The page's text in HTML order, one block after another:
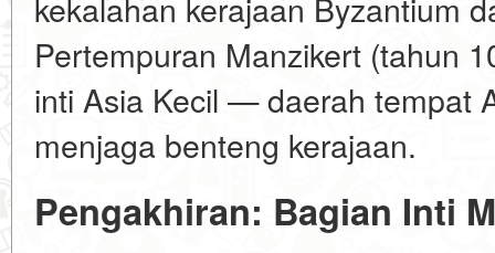
Pertempuran Manzikert (tahun
inti Asia Kecil — daerah tempat
menjaga benteng kerajaan.
Pengakhiran: Bagian Inti